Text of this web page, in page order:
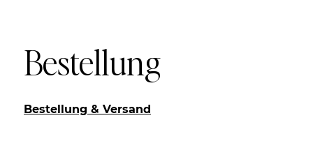
Bestellung
Bestellung & Versand